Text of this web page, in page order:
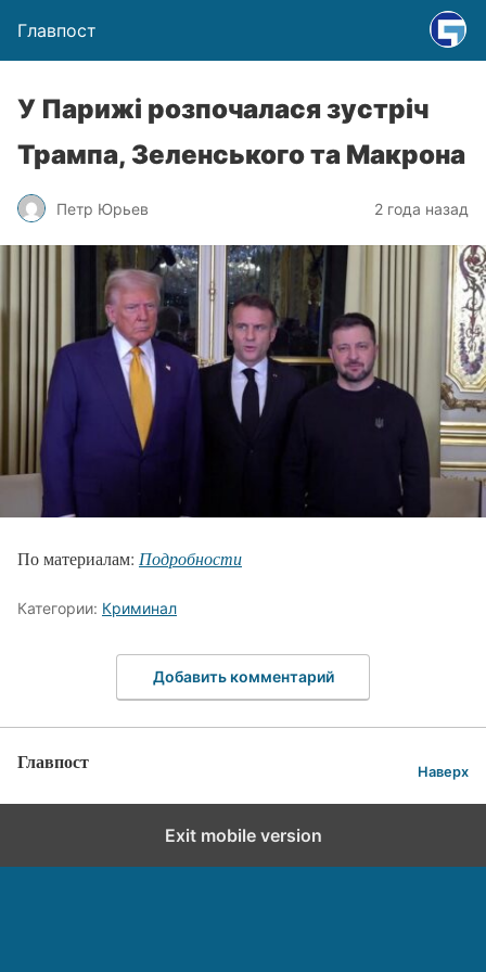
Главпост
У Парижі розпочалася зустріч
Трампа, Зеленського та Макрона
Петр Юрьев 2 года назад
По материалам: Подробности
Категории: Криминал
Добавить комментарий
Главпост Наверх
Exit mobile version